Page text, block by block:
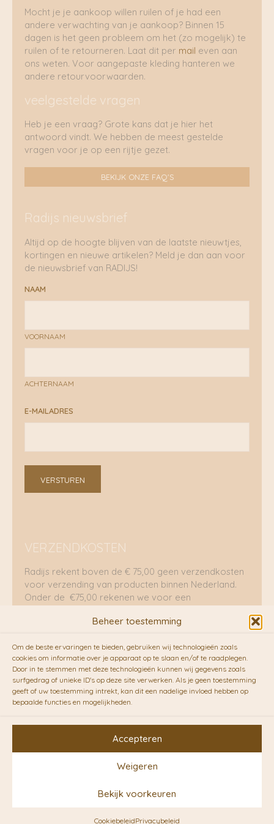
Beheer toestemming
Om de beste ervaringen te bieden, gebruiken wij technologieën zoals
cookies om informatie over je apparaat op te slaan en/of te raadplegen.
Door in te stemmen met deze technologieën kunnen wij gegevens zoals
surfgedrag of unieke ID's op deze site verwerken. Als je geen toestemming
geeft of uw toestemming intrekt, kan dit een nadelige invloed hebben op
bepaalde functies en mogelijkheden.
Accepteren
Weigeren
Bekijk voorkeuren
CookiebeleidPrivacybeleid
Mocht je je aankoop willen ruilen of je had een
andere verwachting van je aankoop? Binnen 15
dagen is het geen probleem om het (zo mogelijk) te
ruilen of te retourneren. Laat dit per mail even aan
ons weten. Voor aangepaste kleding hanteren we
andere retourvoorwaarden.
veelgestelde vragen
Heb je een vraag? Grote kans dat je hier het
antwoord vindt. We hebben de meest gestelde
vragen voor je op een rijtje gezet.
BEKIJK ONZE FAQ'S
Radijs nieuwsbrief
Altijd op de hoogte blijven van de laatste nieuwtjes,
kortingen en nieuwe artikelen? Meld je dan aan voor
de nieuwsbrief van RADIJS!
NAAM
VOORNAAM
ACHTERNAAM
E-MAILADRES
VERSTUREN
VERZENDKOSTEN
Radijs rekent boven de € 75,00 geen verzendkosten
voor verzending van producten binnen Nederland.
Onder de €75,00 rekenen we voor een
RADIJS werkt samen met de duurzame bezorgdienst
vanFietskoeriers.nl. Pakketten (mits voorradig) voor
10.00 uur besteld op een doordeweekse dag,
bezorgen zij soms nog op dezelfde dag in de
avonduren! Brievenbuspakjes de volgende dag. En
waar mogelijk ook echt op de fiets!!
Conceptstore | Designed by
Ontwerpunie